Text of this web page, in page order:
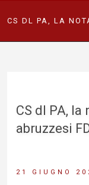
CS DL PA, LA
CS dl PA,
abruzzesi
21 GIUGNO